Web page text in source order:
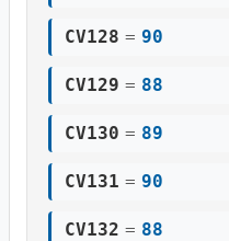
CV128 = 90
CV129 = 88
CV130 = 89
CV131 = 90
CV132 = 88